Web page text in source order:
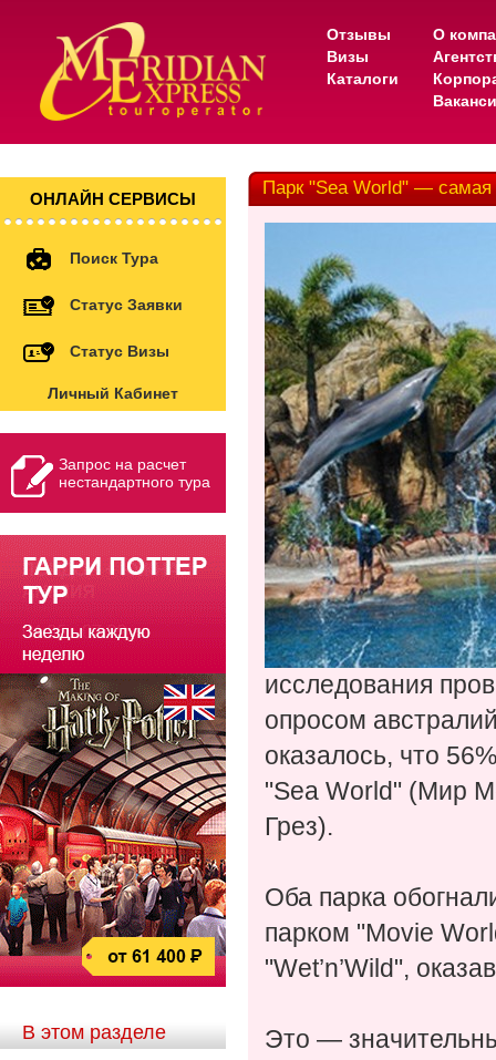
Отзывы
Визы
Каталоги
О
ОНЛАЙН СЕРВИСЫ
Поиск Тура
Статус Заявки
Статус Визы
Личный Кабинет
Запрос на расчет
нестандартного тура
В этом разделе
Парк "Sea World" — самая
исследования
опросом
оказалось, что
"Sea World" (Мир
Грез).
Оба парка
парком "Movie
"Wet’n’Wild",
Это —